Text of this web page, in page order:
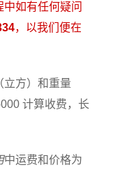
中如有任何疑问
，以我们便在
方）和重量
计算收费，长
中运费和价格为